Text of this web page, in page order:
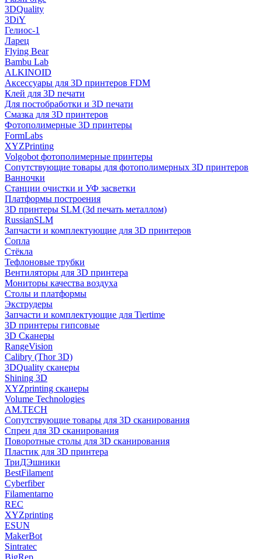
3DQuality
3DiY
Гелиос-1
Ларец
Flying Bear
Bambu Lab
ALKINOID
Аксессуары для 3D принтеров FDM
Клей для 3D печати
Для постобработки и 3D печати
Смазка для 3D принтеров
Фотополимерные 3D принтеры
FormLabs
XYZPrinting
Volgobot фотополимерные принтеры
Сопутствующие товары для фотополимерных 3D принтеров
Ванночки
Станции очистки и УФ засветки
Платформы построения
3D принтеры SLM (3d печать металлом)
RussianSLM
Запчасти и комплектующие для 3D принтеров
Сопла
Cтёкла
Тефлоновые трубки
Вентиляторы для 3D принтера
Мониторы качества воздуха
Столы и платформы
Экструдеры
Запчасти и комплектующие для Tiertime
3D принтеры гипсовые
3D Сканеры
RangeVision
Calibry (Thor 3D)
3DQuality сканеры
Shining 3D
XYZprinting сканеры
Volume Technologies
AM.TECH
Сопутствующие товары для 3D сканирования
Спреи для 3D сканирования
Поворотные столы для 3D сканирования
Пластик для 3D принтера
ТриДЭшники
BestFilament
Cyberfiber
Filamentarno
REC
XYZprinting
ESUN
MakerBot
Sintratec
BigRep